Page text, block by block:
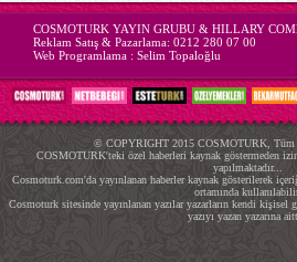
COSMOTURK YAYIN GRUBU & HILLARY
Reklam Satış & Pazarlama: 0212 280 07 00
Web Programlama : Selim Topaloğlu
© COPYRIGHT 2015 COSMOTURK, Tüm
COSMOTURK'teki özel haberleri kaynak göstermeden
yapılmaktadır...
Cosmoturk.com'da yayınlanan haberler kaynak gösterilerek
ortamında
Cosmoturk sitesinde yayınlanan yazılar yazarların kendi kişisel
yazıyı yazan yazarına